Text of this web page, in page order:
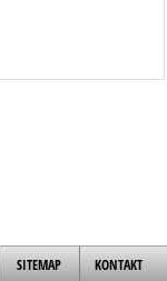
SITEMAP KONTAKT